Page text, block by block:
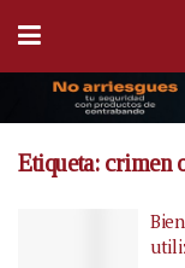
Etiqueta: crimen